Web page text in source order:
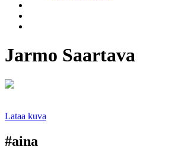
Jarmo Saartava
Lataa kuva
#aina